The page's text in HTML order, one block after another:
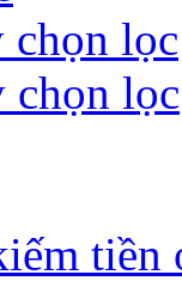
chọn lọc
chọn lọc
tiền